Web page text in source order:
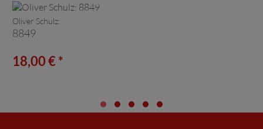
Oliver Schulz:
8849
18,00 € *